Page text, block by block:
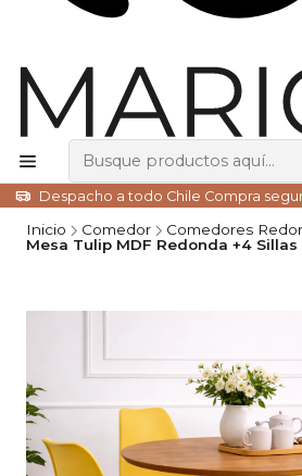
Despacho a todo Chile Compra
Inicio Comedor
Comedores
Mesa Tulip MDF Redonda +4